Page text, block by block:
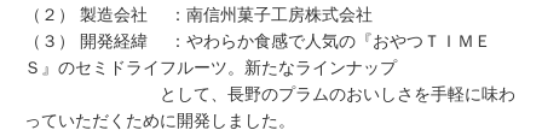
（２） 製造会社 ：南信州菓子工房株式会社
（３） 開発経緯 ：やわらか食感で人気の『おやつＴＩＭＥ
Ｓ』のセミドライフルーツ。新たなラインナップ
として、長野のプラムのおいしさを手軽に味わ
っていただくために開発しました。